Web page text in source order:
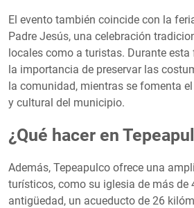
El evento también coincide con la
Padre Jesús, una celebración
locales como a turistas. Durante
la importancia de preservar las
la comunidad, mientras se fomenta
y cultural del municipio.
¿Qué hacer en
Además, Tepeapulco ofrece una
turísticos, como su iglesia de más de
antigüedad, un acueducto de 26